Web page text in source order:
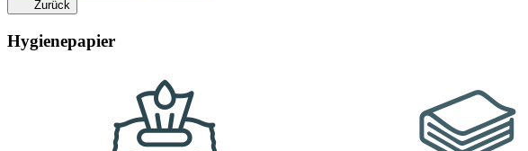
Zurück
Hygienepapier